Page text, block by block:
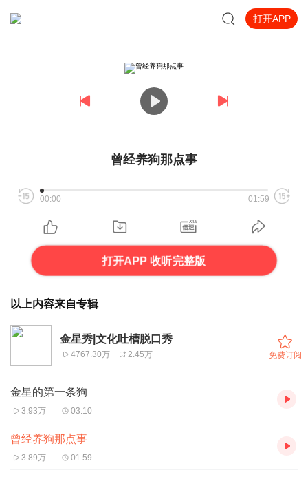
打开APP
曾经养狗那点事
00:00 01:59
打开APP 收听完整版
以上内容来自专辑
金星秀|文化吐槽脱口秀
4767.30万 2.45万 免费订阅
金星的第一条狗
3.93万 03:10
曾经养狗那点事
3.89万 01:59